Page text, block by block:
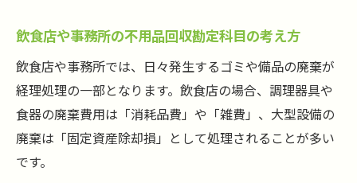
飲食店や事務所の不用品回収勘定科目の考え方
飲食店や事務所では、日々発生するゴミや備品の廃棄が
経理処理の一部となります。飲食店の場合、調理器具や
食器の廃棄費用は「消耗品費」や「雑費」、大型設備の
廃棄は「固定資産除却損」として処理されることが多い
です。